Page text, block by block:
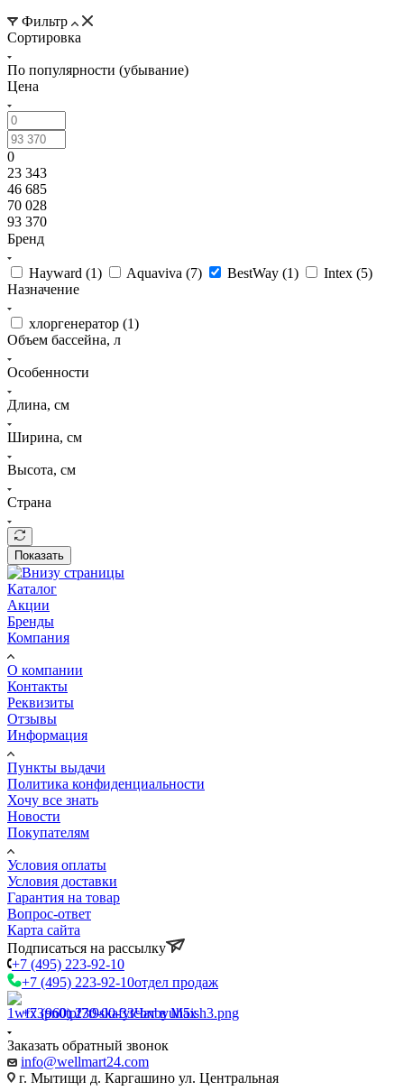
Фильтр
Сортировка
По популярности (убывание)
Цена
0
23 343
46 685
70 028
93 370
Бренд
Hayward (1) Aquaviva (7) BestWay (1) Intex (5)
Назначение
хлоргенератор (1)
Объем бассейна, л
Особенности
Длина, см
Ширина, см
Высота, см
Страна
Показать
Каталог
Акции
Бренды
Компания
О компании
Контакты
Реквизиты
Отзывы
Информация
Пункты выдачи
Политика конфиденциальности
Хочу все знать
Новости
Покупателям
Условия оплаты
Условия доставки
Гарантия на товар
Вопрос-ответ
Карта сайта
Подписаться на рассылку
+7 (495) 223-92-10
+7 (495) 223-92-10отдел продаж
+7 (960) 230-00-33Чат в Max
Заказать обратный звонок
info@wellmart24.com
г. Мытищи д. Каргашино ул. Центральная